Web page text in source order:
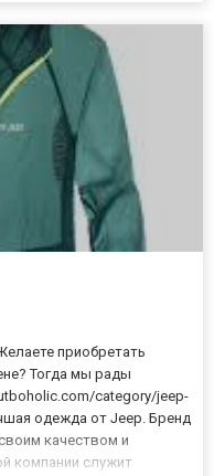
приобретать
Тогда мы рады
category/jeep-
одежда от Jeep. Бренд
качеством и
компании служит